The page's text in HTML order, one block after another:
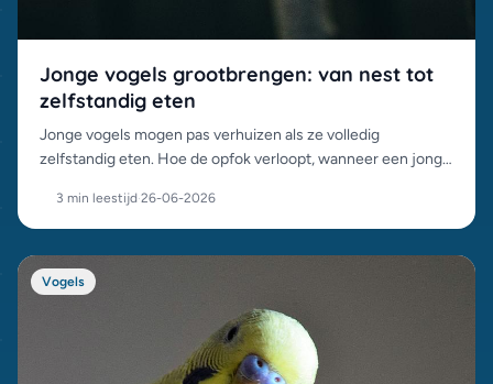
Jonge vogels grootbrengen: van nest tot
zelfstandig eten
Jonge vogels mogen pas verhuizen als ze volledig
zelfstandig eten. Hoe de opfok verloopt, wanneer een jong
moet zijn.
3 min leestijd·26-06-2026
Vogels